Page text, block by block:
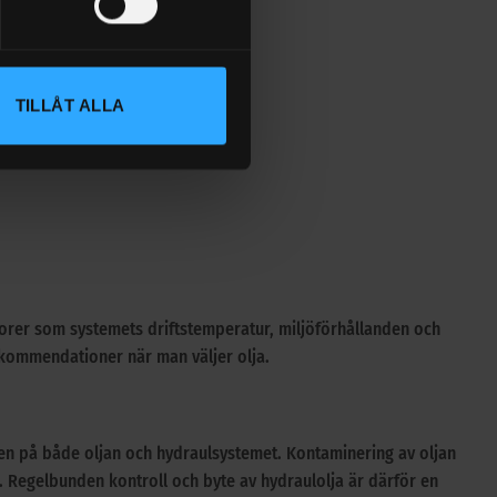
TILLÅT ALLA
som systemets driftstemperatur, miljöförhållanden och
när man väljer olja.
på både oljan och hydraulsystemet. Kontaminering av oljan
kontroll och byte av hydraulolja är därför en